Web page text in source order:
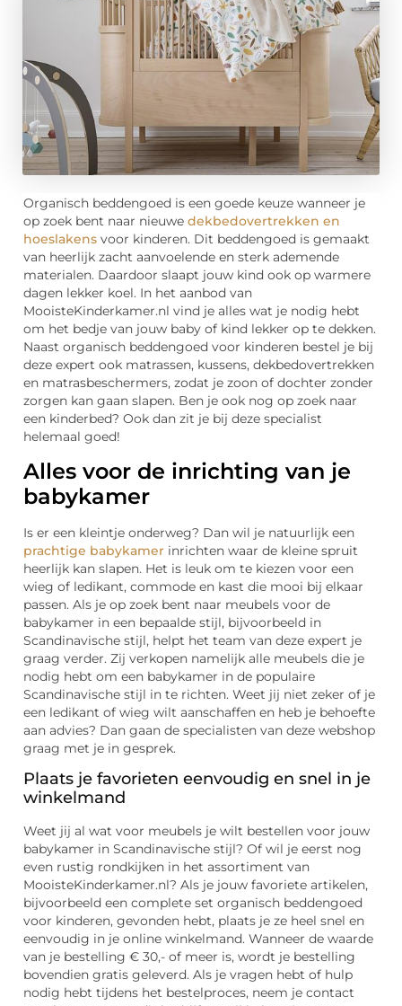
Organisch beddengoed is een goede keuze wanneer je
op zoek bent naar nieuwe dekbedovertrekken en
hoeslakens voor kinderen. Dit beddengoed is gemaakt
van heerlijk zacht aanvoelende en sterk ademende
materialen. Daardoor slaapt jouw kind ook op warmere
dagen lekker koel. In het aanbod van
MooisteKinderkamer.nl vind je alles wat je nodig hebt
om het bedje van jouw baby of kind lekker op te dekken.
Naast organisch beddengoed voor kinderen bestel je bij
deze expert ook matrassen, kussens, dekbedovertrekken
en matrasbeschermers, zodat je zoon of dochter zonder
zorgen kan gaan slapen. Ben je ook nog op zoek naar
een kinderbed? Ook dan zit je bij deze specialist
helemaal goed!
Alles voor de inrichting van je
babykamer
Is er een kleintje onderweg? Dan wil je natuurlijk een
prachtige babykamer inrichten waar de kleine spruit
heerlijk kan slapen. Het is leuk om te kiezen voor een
wieg of ledikant, commode en kast die mooi bij elkaar
passen. Als je op zoek bent naar meubels voor de
babykamer in een bepaalde stijl, bijvoorbeeld in
Scandinavische stijl, helpt het team van deze expert je
graag verder. Zij verkopen namelijk alle meubels die je
nodig hebt om een babykamer in de populaire
Scandinavische stijl in te richten. Weet jij niet zeker of je
een ledikant of wieg wilt aanschaffen en heb je behoefte
aan advies? Dan gaan de specialisten van deze webshop
graag met je in gesprek.
Plaats je favorieten eenvoudig en snel in je
winkelmand
Weet jij al wat voor meubels je wilt bestellen voor jouw
babykamer in Scandinavische stijl? Of wil je eerst nog
even rustig rondkijken in het assortiment van
MooisteKinderkamer.nl? Als je jouw favoriete artikelen,
bijvoorbeeld een complete set organisch beddengoed
voor kinderen, gevonden hebt, plaats je ze heel snel en
eenvoudig in je online winkelmand. Wanneer de waarde
van je bestelling € 30,- of meer is, wordt je bestelling
bovendien gratis geleverd. Als je vragen hebt of hulp
nodig hebt tijdens het bestelproces, neem je contact